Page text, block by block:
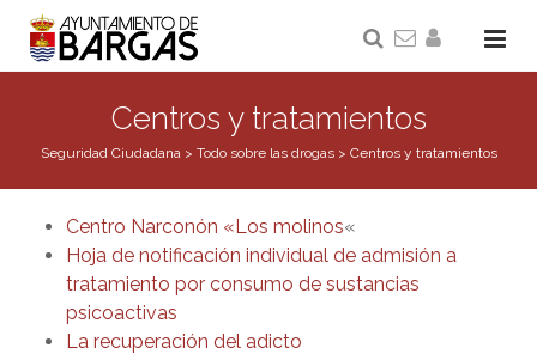
Centros y tratamientos
Seguridad Ciudadana> Todo sobre las drogas> Centros y tratamientos
Centro Narconón «Los molinos«
Hoja de notificación individual de admisión a
tratamiento por consumo de sustancias
psicoactivas
La recuperación del adicto